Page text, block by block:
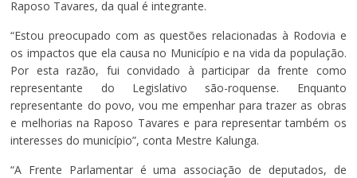
Raposo Tavares, da qual é integrante.
“Estou preocupado com as questões relacionadas à Rodovia e
os impactos que ela causa no Município e na vida da população.
Por esta razão, fui convidado à participar da frente como
representante do Legislativo são-roquense. Enquanto
representante do povo, vou me empenhar para trazer as obras
e melhorias na Raposo Tavares e para representar também os
interesses do município”, conta Mestre Kalunga.
“A Frente Parlamentar é uma associação de deputados, de